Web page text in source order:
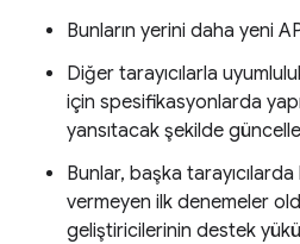
Bunların yerini daha yeni
Diğer tarayıcılarla
için spesifikasyonlarda
yansıtacak şekilde
Bunlar, başka
vermeyen ilk denemeler
geliştiricilerinin destek